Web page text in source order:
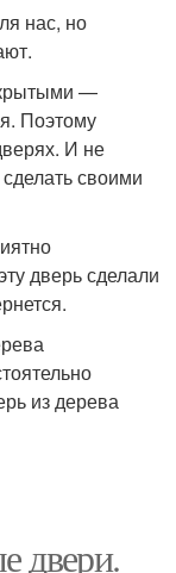
нас, но
—
Поэтому
И не
своими
дверь сделали
из дерева
двери.